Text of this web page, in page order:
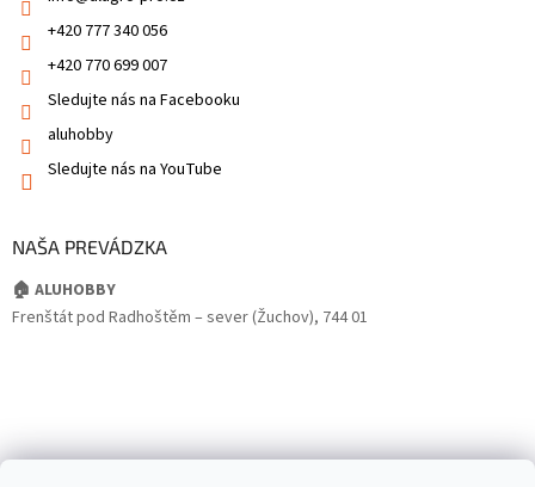
+420 777 340 056
+420 770 699 007
Sledujte nás na Facebooku
aluhobby
Sledujte nás na YouTube
NAŠA PREVÁDZKA
🏠 ALUHOBBY
Frenštát pod Radhoštěm – sever (Žuchov), 744 01